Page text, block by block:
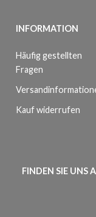
INFORMATION
Häufig gestellten
Fragen
Kauf widerrufen
FINDEN SIE UNS